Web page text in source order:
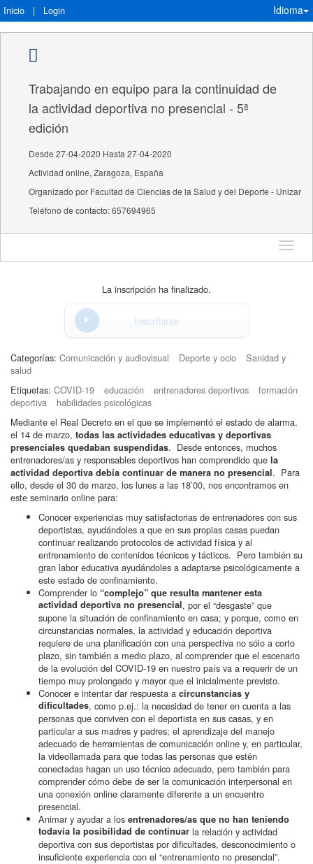
Inicio | Login Idioma
Trabajando en equipo para la continuidad de
la actividad deportiva no presencial - 5ª
edición
Desde 27-04-2020 Hasta 27-04-2020
Actividad online, Zaragoza, España
Organizado por Facultad de Ciencias de la Salud y del Deporte - Unizar
Teléfono de contacto: 657694965
Idioma
La inscripción ha finalizado.
Inscribirse
Categorías: Comunicación y audiovisual Deporte y ocio
Sanidad y
salud
Etiquetas: COVID-19 educación entrenadores deportivos
formación
deportiva
habilidades psicológicas
Mediante el Real Decreto en el que se implementó el estado de alarma,
el 14 de marzo, todas las actividades educativas y deportivas
presenciales quedaban suspendidas. Desde entonces, muchos
entrenadores/as y responsables deportivos han comprendido que la
actividad deportiva debía continuar de manera no presencial. Para
ello, desde el 30 de marzo, los lunes a las 18’00, nos encontramos en
este seminario online para:
Conocer experiencias muy satisfactorias de entrenadores con sus
deportistas, ayudándoles a que en sus propias casas puedan
continuar realizando protocolos de actividad física y al
entrenamiento de contenidos técnicos y tácticos. Pero también su
gran labor educativa ayudándoles a adaptarse psicológicamente a
este estado de confinamiento.
Comprender lo “complejo” que resulta mantener esta
actividad deportiva no presencial, por el “desgaste” que
supone la situación de confinamiento en casa; y porque, como en
circunstancias normales, la actividad y educación deportiva
requiere de una planificación con una perspectiva no sólo a corto
plazo, sin también a medio plazo, al comprender que el escenario
de la evolución del COVID-19 en nuestro país va a requerir de un
tiempo muy prolongado y mayor que el inicialmente previsto.
Conocer e intentar dar respuesta a circunstancias y
dificultades, como p.ej.: la necesidad de tener en cuenta a las
personas que conviven con el deportista en sus casas, y en
particular a sus madres y padres; el aprendizaje del manejo
adecuado de herramientas de comunicación online y, en particular,
la videollamada para que todas las personas que estén
conectadas hagan un uso técnico adecuado, pero también para
comprender cómo debe de ser la comunicación interpersonal en
una conexión online claramente diferente a un encuentro
presencial.
Animar y ayudar a los entrenadores/as que no han teniendo
todavía la posibilidad de continuar la relación y actividad
deportiva con sus deportistas por dificultades, desconocimiento o
insuficiente experiencia con el “entrenamiento no presencial”.